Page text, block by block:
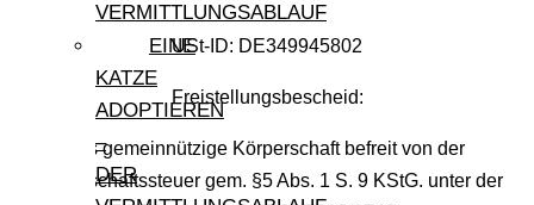
VERMITTLUNGSABLAUF
EINE
KATZE
ADOPTIEREN
–
DER
USt-ID: DE349945802
Freistellungsbescheid:
Als gemeinnützige Körperschaft befreit von der
Körperschaftssteuer gem. §5 Abs. 1 S. 9 KStG. unter der